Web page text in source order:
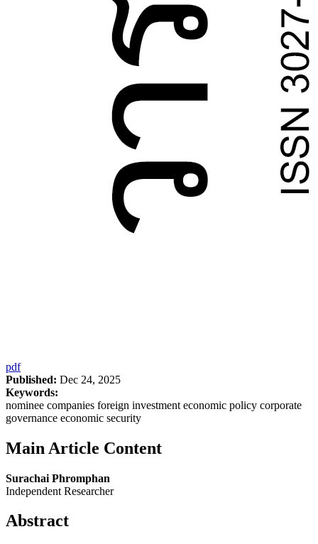
pdf
Published: Dec 24, 2025
Keywords:
nominee companies foreign investment economic policy corporate
governance economic security
Main Article Content
Surachai Phromphan
Independent Researcher
Abstract